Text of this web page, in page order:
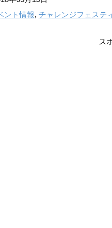
ント情報, チャレンジフェステ
ス